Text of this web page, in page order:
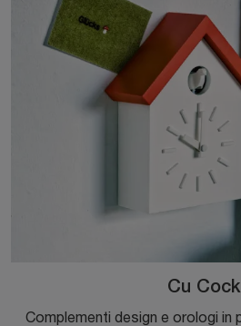
Cu Cock